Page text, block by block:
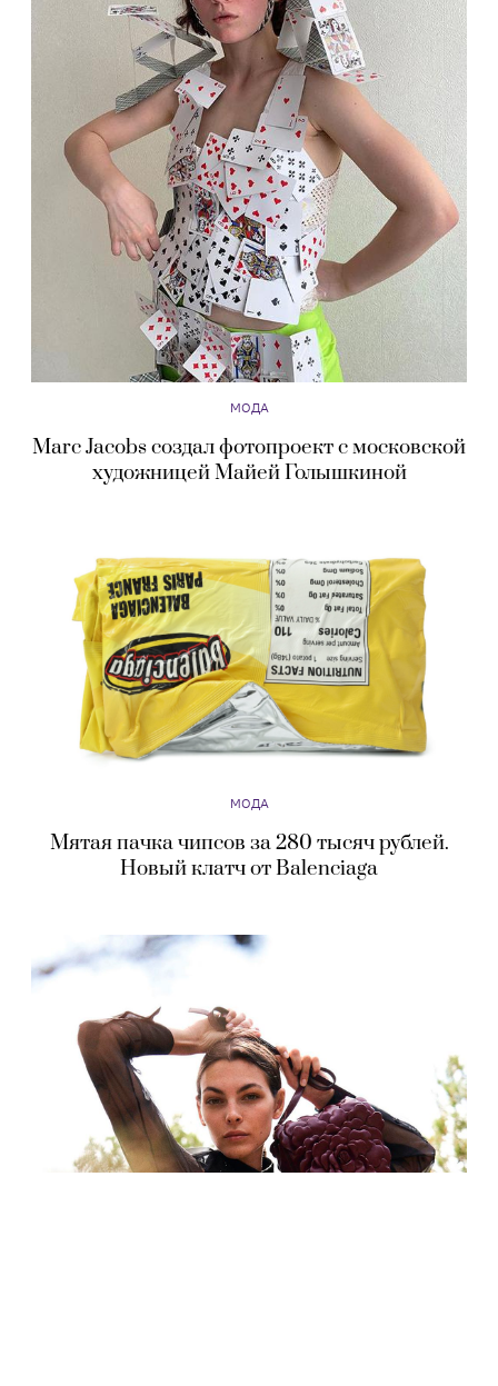
МОДА
Marc Jacobs создал фотопроект с московской
художницей Майей Голышкиной
МОДА
Мятая пачка чипсов за 280 тысяч рублей.
Новый клатч от Balenciaga